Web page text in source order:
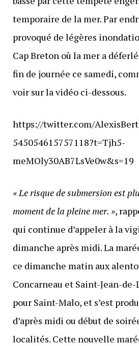
temporaire de la mer. Par
provoqué de légères
Cap Breton où la mer a
fin de journée ce samedi,
voir sur la vidéo ci-dessous.
https://twitter.com/
545054615757118?t=Tjh5-
meMOly30AB7LsVe0w&s=19
« Le risque de submersion est
moment de la pleine mer. »,
qui continue d’appeler à la
dimanche après midi. La
ce dimanche matin aux
Concarneau et Saint-Jean-de-
pour Saint-Malo, et s’est
d’après midi ou début de
localités. Cette nouvelle